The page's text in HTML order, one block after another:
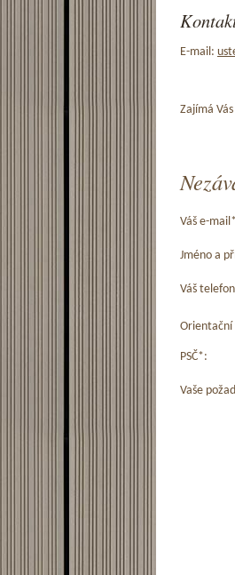
E-mail:
Zajímá
Váš e-
Jméno a
Váš
Orientační
PSČ*:
Vaše